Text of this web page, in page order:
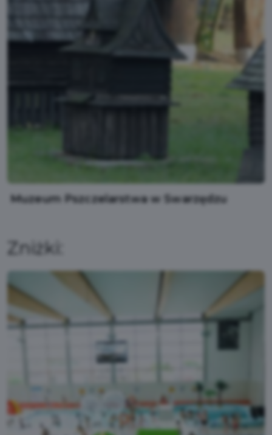
Muzeum Pszczelarstwa w Swarzędzu
Zniżki: